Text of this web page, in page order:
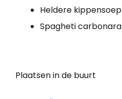
Heldere kippensoep
Spagheti carbonara
Plaatsen in de buurt